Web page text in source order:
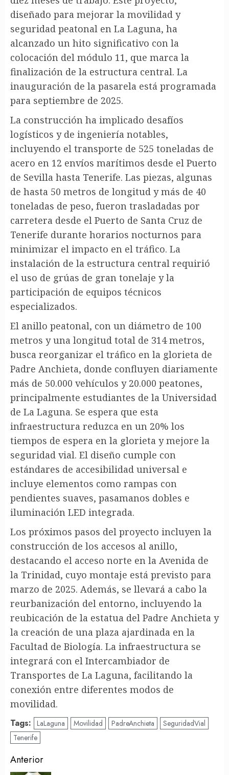
diseñado para mejorar la movilidad y
seguridad peatonal en La Laguna, ha
alcanzado un hito significativo con la
colocación del módulo 11, que marca la
finalización de la estructura central. La
inauguración de la pasarela está programada
para septiembre de 2025.
La construcción ha implicado desafíos
logísticos y de ingeniería notables,
incluyendo el transporte de 525 toneladas de
acero en 12 envíos marítimos desde el Puerto
de Sevilla hasta Tenerife. Las piezas, algunas
de hasta 50 metros de longitud y más de 40
toneladas de peso, fueron trasladadas por
carretera desde el Puerto de Santa Cruz de
Tenerife durante horarios nocturnos para
minimizar el impacto en el tráfico. La
instalación de la estructura central requirió
el uso de grúas de gran tonelaje y la
participación de equipos técnicos
especializados.
El anillo peatonal, con un diámetro de 100
metros y una longitud total de 314 metros,
busca reorganizar el tráfico en la glorieta de
Padre Anchieta, donde confluyen diariamente
más de 50.000 vehículos y 20.000 peatones,
principalmente estudiantes de la Universidad
de La Laguna. Se espera que esta
infraestructura reduzca en un 20% los
tiempos de espera en la glorieta y mejore la
seguridad vial. El diseño cumple con
estándares de accesibilidad universal e
incluye elementos como rampas con
pendientes suaves, pasamanos dobles e
iluminación LED integrada.
Los próximos pasos del proyecto incluyen la
construcción de los accesos al anillo,
destacando el acceso norte en la Avenida de
la Trinidad, cuyo montaje está previsto para
marzo de 2025. Además, se llevará a cabo la
reurbanización del entorno, incluyendo la
reubicación de la estatua del Padre Anchieta y
la creación de una plaza ajardinada en la
Facultad de Biología. La infraestructura se
integrará con el Intercambiador de
Transportes de La Laguna, facilitando la
conexión entre diferentes modos de
movilidad.
Tags: LaLaguna Movilidad PadreAnchieta
SeguridadVial
Tenerife
Post
Anterior